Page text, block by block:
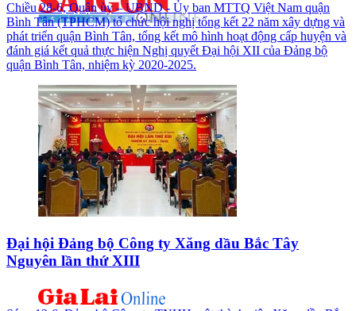
Chiều 28-6, Quận ủy – UBND - Ủy ban MTTQ Việt Nam quận
Bình Tân (TPHCM) tổ chức hội nghị tổng kết 22 năm xây dựng và
phát triển quận Bình Tân, tổng kết mô hình hoạt động cấp huyện và
đánh giá kết quả thực hiện Nghị quyết Đại hội XII của Đảng bộ
quận Bình Tân, nhiệm kỳ 2020-2025.
Đại hội Đảng bộ Công ty Xăng dầu Bắc Tây
Nguyên lần thứ XIII